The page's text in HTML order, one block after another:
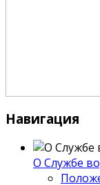
Навигация
О Службе